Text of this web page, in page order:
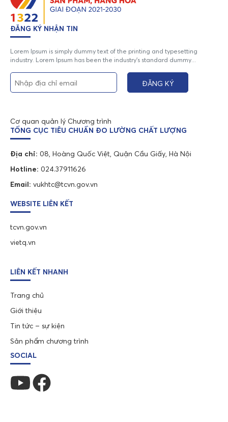
ĐĂNG KÝ NHẬN TIN
Lorem Ipsum is simply dummy text of the printing and typesetting
industry. Lorem Ipsum has been the industry's standard dummy...
Cơ quan quản lý Chương trình
TỔNG CỤC TIÊU CHUẨN ĐO LƯỜNG CHẤT LƯỢNG
Địa chỉ: 08, Hoàng Quốc Việt, Quận Cầu Giấy, Hà Nội
Hotline: 024.37911626
Email: vukhtc@tcvn.gov.vn
WEBSITE LIÊN KẾT
tcvn.gov.vn
vietq.vn
LIÊN KẾT NHANH
Trang chủ
Giới thiệu
Tin tức – sự kiện
Sản phẩm chương trình
SOCIAL